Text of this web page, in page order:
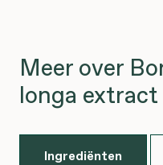
Meer over
longa extract
Ingrediënten